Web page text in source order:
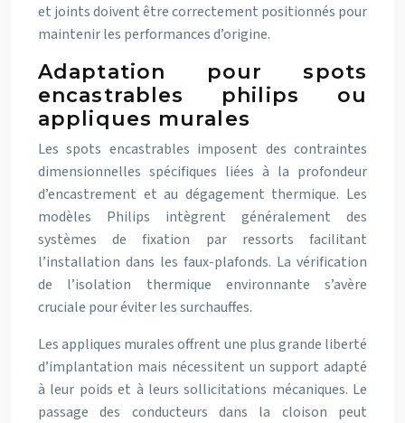
et joints doivent être correctement positionnés pour
maintenir les performances d’origine.
Adaptation pour spots
encastrables philips ou
appliques murales
Les spots encastrables imposent des contraintes
dimensionnelles spécifiques liées à la profondeur
d’encastrement et au dégagement thermique. Les
modèles Philips intègrent généralement des
systèmes de fixation par ressorts facilitant
l’installation dans les faux-plafonds. La vérification
de l’isolation thermique environnante s’avère
cruciale pour éviter les surchauffes.
Les appliques murales offrent une plus grande liberté
d’implantation mais nécessitent un support adapté
à leur poids et à leurs sollicitations mécaniques. Le
passage des conducteurs dans la cloison peut